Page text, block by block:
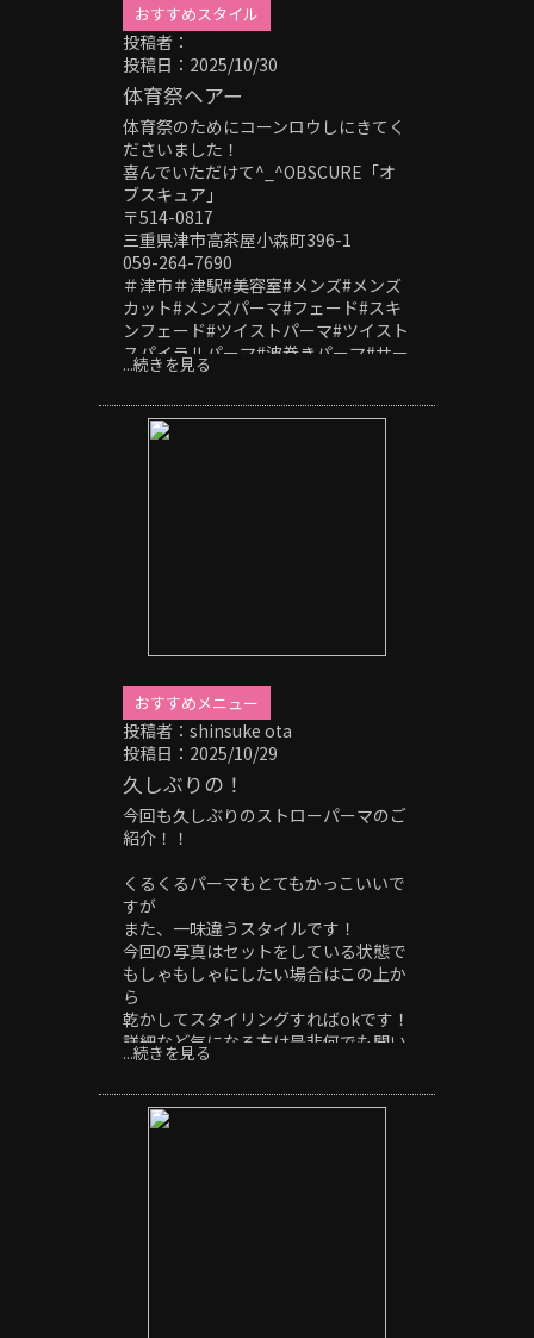
おすすめスタイル
投稿者：
投稿日：2025/10/30
体育祭ヘアー
体育祭のためにコーンロウしにきてく
ださいました！
喜んでいただけて^_^OBSCURE「オ
ブスキュア」
〒514-0817
三重県津市高茶屋小森町396-1
059-264-7690
＃津市＃津駅#美容室#メンズ#メンズ
カット#メンズパーマ#フェード#スキ
ンフェード#ツイストパーマ#ツイスト
スパイラルパーマ#波巻きパーマ#サー
フカール#シャドーパーマ#ニュアンス
ョート#スペインカール#針金パーマ#
ヘッドスパ#極道パーマ#ホワイトメッ
...続きを見る
おすすめメニュー
投稿者：shinsuke ota
投稿日：2025/10/29
久しぶりの！
今回も久しぶりのストローパーマのご
紹介！！
くるくるパーマもとてもかっこいいで
すが
また、一味違うスタイルです！
今回の写真はセットをしている状態で
もしゃもしゃにしたい場合はこの上か
ら
乾かしてスタイリングすればokです！
詳細など気になる方は是非何でも聞い
てください！！
OBSCURE「オブスキュア」
〒514-0817
...続きを見る